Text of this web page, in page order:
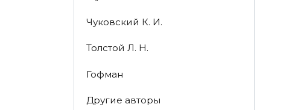
Чуковский К. И.
Толстой Л. Н.
Гофман
Другие авторы